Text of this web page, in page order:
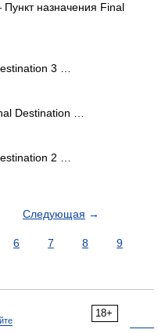
назначения Final
3 …
Destination …
2 …
Следующая →
6 7 8
9
18+